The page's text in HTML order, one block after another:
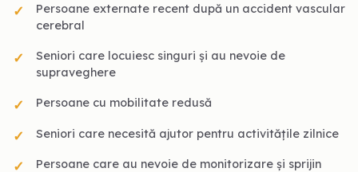
Persoane externate recent după un accident vascular
cerebral
Seniori care locuiesc singuri și au nevoie de
supraveghere
Persoane cu mobilitate redusă
Seniori care necesită ajutor pentru activitățile zilnice
Persoane care au nevoie de monitorizare și sprijin